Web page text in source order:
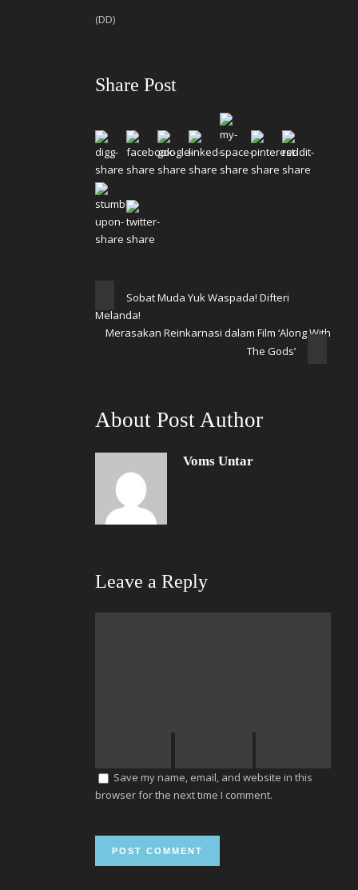
(DD)
Share Post
Sobat Muda Yuk Waspada! Difteri
Melanda!
Merasakan Reinkarnasi dalam Film ‘Along With
The Gods’
About Post Author
Voms Untar
Leave a Reply
Save my name, email, and website in this
browser for the next time I comment.